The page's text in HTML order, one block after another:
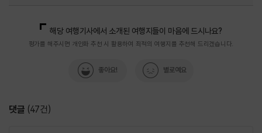
해당 여행기사에서 소개된 여행지들이 마음에 드시나요?
평가를 해주시면 개인화 추천 시 활용하여 최적의 여행지를 추천해 드리겠습니다.
좋아요! 별로예요
댓글 (47건)